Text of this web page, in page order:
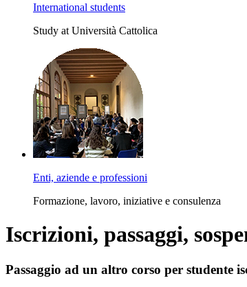
International students
Study at Università Cattolica
Enti, aziende e professioni
Formazione, lavoro, iniziative e consulenza
Iscrizioni, passaggi,
Passaggio ad un altro corso per studente